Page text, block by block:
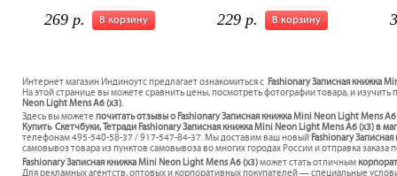
В корзину
269 р. В корзину
229 р.
Интернет магазин Индиноутс предлагает ознакомиться с Fashionary Записная книжка
На этой странице вы можете сравнить цены, посмотреть фотографии товара, и
Neon Light Mens A6 (x3).
Здесь вы можете почитать отзывы о Fashionary Записная книжка Mini Neon Light Mens
Купить Скетчбуки, Тетради Fashionary Записная книжка Mini Neon Light Mens A6 (x3) в
телефонам 495-540-58-37 / 917-547-84-37. Мы доставим ваш новый Fashionary
самовывоз товара из пунктов самовывоза во многих городах России и отправка заказа
Fashionary Записная книжка Mini Neon Light Mens A6 (x3)может стать отличным
Для рекламных агентств, оптовых и корпоративных покупателей —специальные